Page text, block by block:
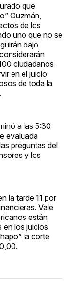
que
Guzmán,
de los
uno que no se
bajo
ciudadanos
en el juicio
de toda la
a las 5:30
evaluada
preguntas del
y los
la tarde 11 por
Vale
están
en los juicios
la corte